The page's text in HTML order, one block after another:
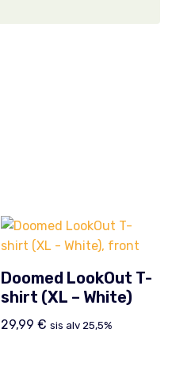
Doomed LookOut T-
shirt (XL – White)
29,99€ sis alv 25,5%